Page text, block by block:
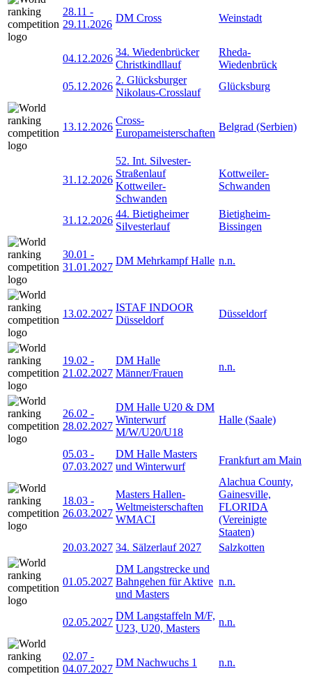
28.11 -
29.11.2026
DM Cross Weinstadt
04.12.2026
34. Wiedenbrücker
Christkindllauf
Rheda-
Wiedenbrück
05.12.2026
2. Glücksburger
Nikolaus-Crosslauf
Glücksburg
13.12.2026
Cross-
Europameisterschaften
Belgrad (Serbien)
31.12.2026
52. Int. Silvester-
Straßenlauf
Kottweiler-
Schwanden
Kottweiler-
Schwanden
31.12.2026
44. Bietigheimer
Silvesterlauf
Bietigheim-
Bissingen
30.01 -
31.01.2027
DM Mehrkampf Halle n.n.
13.02.2027
ISTAF INDOOR
Düsseldorf
Düsseldorf
19.02 -
21.02.2027
DM Halle
Männer/Frauen
n.n.
26.02 -
28.02.2027
DM Halle U20 & DM
Winterwurf
M/W/U20/U18
Halle (Saale)
05.03 -
07.03.2027
DM Halle Masters
und Winterwurf
Frankfurt am Main
18.03 -
26.03.2027
Masters Hallen-
Weltmeisterschaften
WMACI
Alachua County,
Gainesville,
FLORIDA
(Vereinigte
Staaten)
20.03.2027 34. Sälzerlauf 2027 Salzkotten
01.05.2027
DM Langstrecke und
Bahngehen für Aktive
und Masters
n.n.
02.05.2027
DM Langstaffeln M/F,
U23, U20, Masters
n.n.
02.07 -
04.07.2027
DM Nachwuchs 1 n.n.